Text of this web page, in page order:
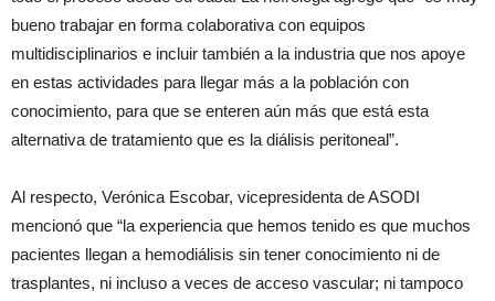
bueno trabajar en forma colaborativa con equipos
multidisciplinarios e incluir también a la industria que nos apoye
en estas actividades para llegar más a la población con
conocimiento, para que se enteren aún más que está esta
alternativa de tratamiento que es la diálisis peritoneal”.
Al respecto, Verónica Escobar, vicepresidenta de ASODI
mencionó que “la experiencia que hemos tenido es que muchos
pacientes llegan a hemodiálisis sin tener conocimiento ni de
trasplantes, ni incluso a veces de acceso vascular; ni tampoco